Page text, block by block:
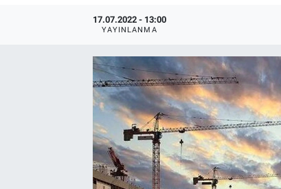
17.07.2022 - 13:00
YAYINLANMA
Endüstri 4.0 Uygulamaları
Ağır Sanayi Çözümleri